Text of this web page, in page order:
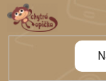
Přejít
na
obsah